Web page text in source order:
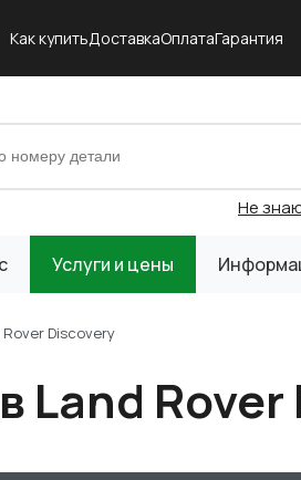
Как купитьДоставкаОплатаГарантия
Не
Услуги и цены
Discovery
Land Rover